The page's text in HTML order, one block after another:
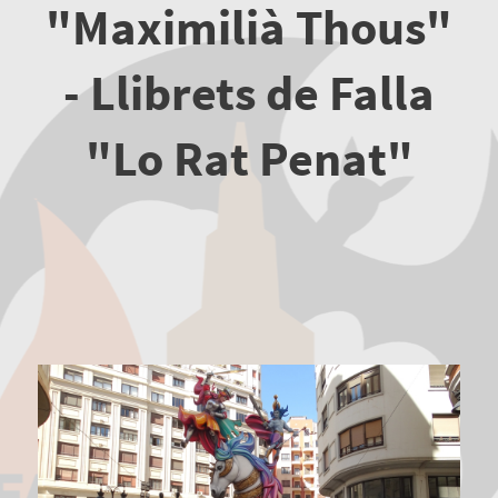
"Maximilià Thous"
- Llibrets de Falla
"Lo Rat Penat"